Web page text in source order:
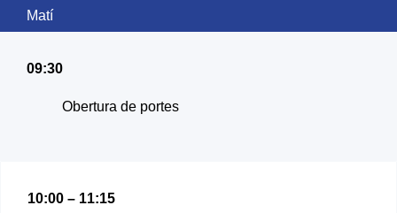
Matí
09:30
Obertura de portes
10:00 – 11:15